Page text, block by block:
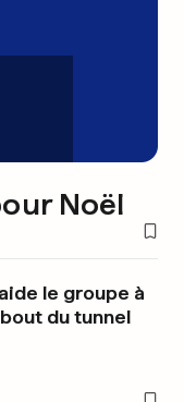
Noël
le groupe à
du tunnel